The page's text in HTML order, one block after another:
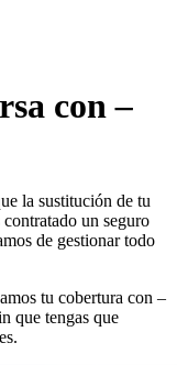
con–
la sustitución de tu
un seguro
de gestionar todo
tu cobertura con –
que tengas que